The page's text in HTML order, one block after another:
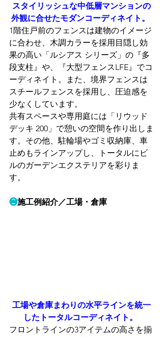
スタイリッシュな中低層マンションの
外観に合せたモダンコーディネイト。
1階住戸前のフェンスは建物のイメージ
に合わせ、木調カラーを採用目隠し効
果の高い「ルシアス シリーズ」の『多
段支柱』や、『大型フェンスLFE』でコ
ーディネイト。また、境界フェンスは
スチールフェンスを採用し、圧迫感を
少なくしています。
共有スペースや専用庭には「リウッド
デッキ 200」で憩いの空間を作り出しま
す。その他、駐輪場やゴミ収納庫、車
止めもラインアップし、トータルにビ
ルのガーデンエクステリアを彩りま
す。
❷施工例紹介／工場・倉庫
工場や倉庫まわりの水平ラインを統一
したトータルコーディネイト。
フロントラインの3アイテムの高さを揃